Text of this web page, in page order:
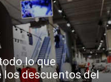
lo que
los descuentos del